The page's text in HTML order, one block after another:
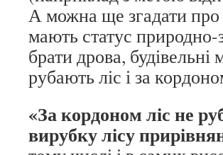
А можна ще згадати про
мають статус природно-
брати дрова,
рубають ліс і за
«За кордоном ліс не
вирубку лісу